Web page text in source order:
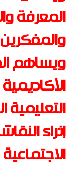
المعرفة
ويساهم
التعليمية
إثراء